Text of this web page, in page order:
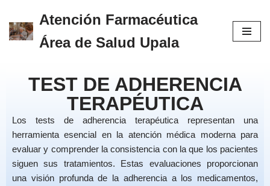
Skip
Atención Farmacéutica
Área de Salud Upala
TEST DE ADHERENCIA
TERAPÉUTICA
Los tests de adherencia terapéutica representan una
herramienta esencial en la atención médica moderna para
evaluar y comprender la consistencia con la que los pacientes
siguen sus tratamientos. Estas evaluaciones proporcionan
una visión profunda de la adherencia a los medicamentos,